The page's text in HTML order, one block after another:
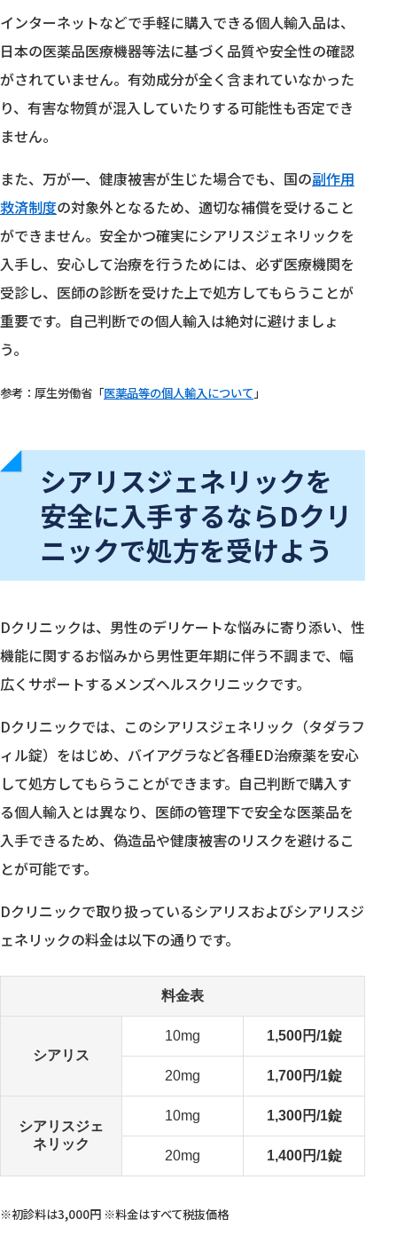
インターネットなどで手軽に購入できる個人輸入品は、
日本の医薬品医療機器等法に基づく品質や安全性の確認
がされていません。有効成分が全く含まれていなかった
り、有害な物質が混入していたりする可能性も否定でき
ません。
また、万が一、健康被害が生じた場合でも、国の副作用
救済制度の対象外となるため、適切な補償を受けること
ができません。安全かつ確実にシアリスジェネリックを
入手し、安心して治療を行うためには、必ず医療機関を
受診し、医師の診断を受けた上で処方してもらうことが
重要です。自己判断での個人輸入は絶対に避けましょ
う。
参考：厚生労働省「医薬品等の個人輸入について」
シアリスジェネリックを
安全に入手するならDクリ
ニックで処方を受けよう
Dクリニックは、男性のデリケートな悩みに寄り添い、性
機能に関するお悩みから男性更年期に伴う不調まで、幅
広くサポートするメンズヘルスクリニックです。
Dクリニックでは、このシアリスジェネリック（タダラフ
ィル錠）をはじめ、バイアグラなど各種ED治療薬を安心
して処方してもらうことができます。自己判断で購入す
る個人輸入とは異なり、医師の管理下で安全な医薬品を
入手できるため、偽造品や健康被害のリスクを避けるこ
とが可能です。
Dクリニックで取り扱っているシアリスおよびシアリスジ
ェネリックの料金は以下の通りです。
料金表
シアリス
10mg 1,500円/1錠
20mg 1,700円/1錠
シアリスジェ
ネリック
10mg 1,300円/1錠
20mg 1,400円/1錠
※初診料は3,000円 ※料金はすべて税抜価格